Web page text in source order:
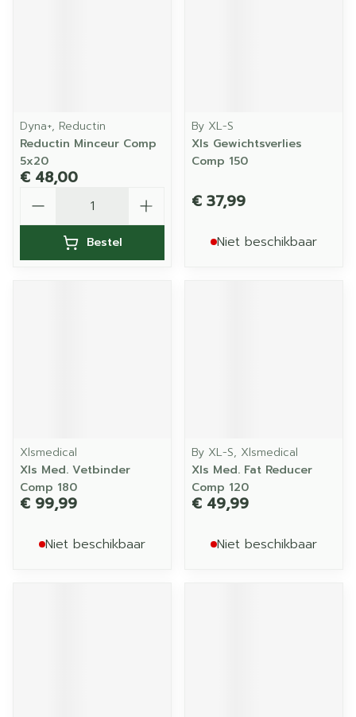
Dyna+, Reductin
Reductin Minceur Comp
5x20
€ 48,00
Bestel
By XL-S
Xls Gewichtsverlies
Comp 150
€ 37,99
Niet beschikbaar
Xlsmedical
Xls Med. Vetbinder
Comp 180
€ 99,99
Niet beschikbaar
By XL-S, Xlsmedical
Xls Med. Fat Reducer
Comp 120
€ 49,99
Niet beschikbaar